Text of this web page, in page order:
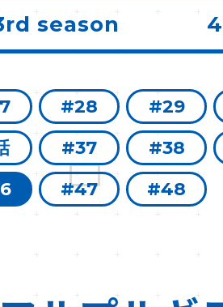
season
#28 #29
#37 #38
#47 #48